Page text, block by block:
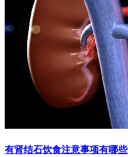
有肾结石饮食注意事项有哪些